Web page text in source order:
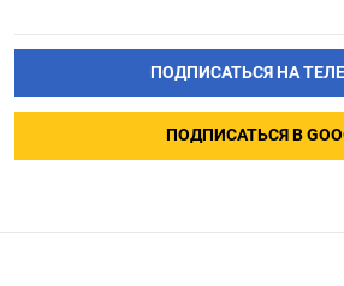
ПОДПИСАТЬСЯ НА
ПОДПИСАТЬСЯ В